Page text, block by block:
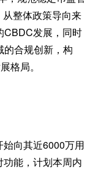
整体政策导向来
CBDC发展，同时
合规创新，构
格局。
向其近6000万用
能，计划本周内